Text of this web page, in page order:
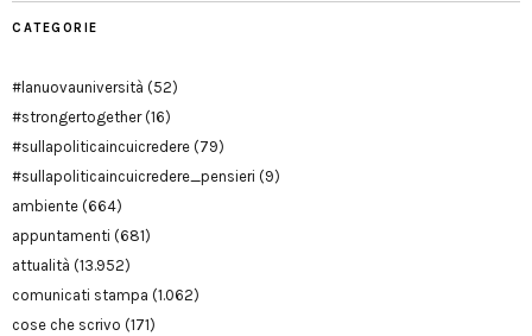
CATEGORIE
#lanuovauniversità (52)
#strongertogether(16)
#sullapoliticaincuicredere (79)
#sullapoliticaincuicredere_pensieri (9)
ambiente (664)
appuntamenti (681)
attualità (13.952)
comunicati stampa (1.062)
cose che scrivo (171)